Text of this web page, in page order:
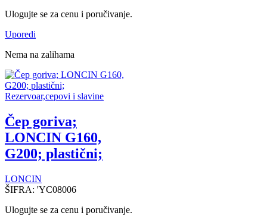
Ulogujte se za cenu i poručivanje.
Uporedi
Nema na zalihama
Rezervoar,cepovi i slavine
Čep goriva;
LONCIN G160,
G200; plastični;
LONCIN
ŠIFRA: 'YC08006
Ulogujte se za cenu i poručivanje.